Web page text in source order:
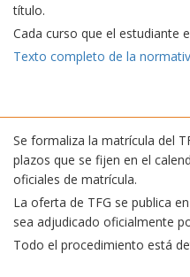
título.
Cada curso que el estudiante
Texto completo de la
Se formaliza la matrícula del
plazos que se fijen en el
oficiales de matrícula.
La oferta de TFG se publica
sea adjudicado oficialmente
Todo el procedimiento está